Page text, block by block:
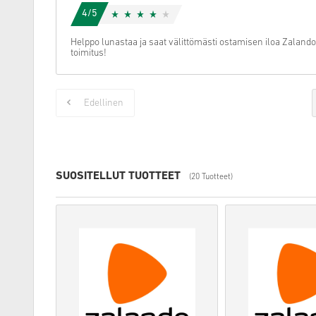
4/5
Helppo lunastaa ja saat välittömästi ostamisen iloa
toimitus!
Edellinen
SUOSITELLUT TUOTTEET (20 Tuotteet)